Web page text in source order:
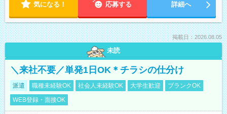
気になる！ 応募する 詳細へ
掲載日：2026.08.05
未読
＼来社不要／単発1日OK＊チラシの仕分け
派遣 職種未経験OK 社会人未経験OK 大学生歓迎
ブランクOK
WEB登録・面接OK